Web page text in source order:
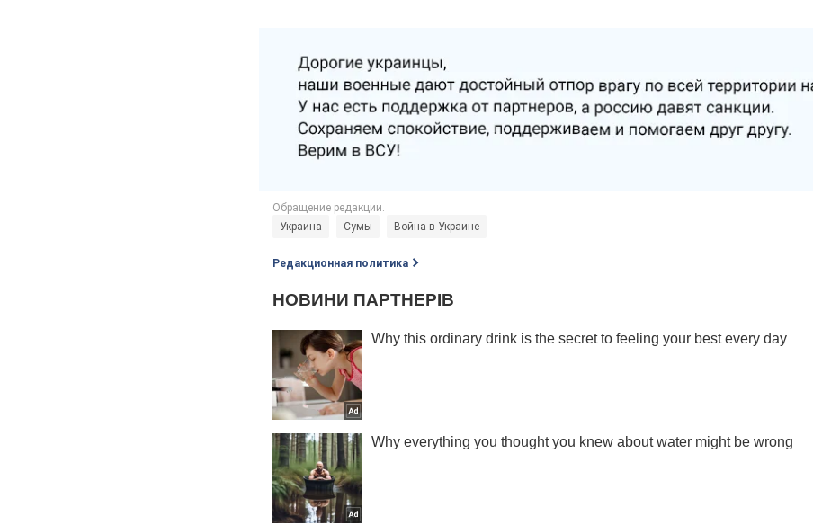
Украина Сумы Война в Украине
Редакционная политика